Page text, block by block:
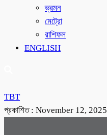
ভ্রমন
মেট্রো
রাশিফল
ENGLISH
TBT
প্রকাশিত : November 12, 2025